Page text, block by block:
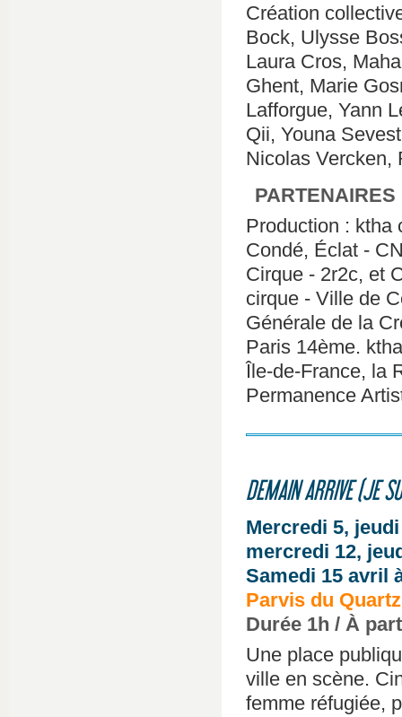
Création
Bock, Ulysse
Laura Cros,
Ghent, Marie
Lafforgue, Yann
Qii, Youna
Nicolas Vercken,
PARTENAIRES
Production : ktha
Condé, Éclat -
Cirque - 2r2c, et
cirque - Ville de
Générale de la
Paris 14ème.
Île-de-France, la
Permanence
DEMAIN ARRIVE (JE
Mercredi 5,
mercredi 12,
Samedi 15 avril
Parvis du
Durée 1h / À
Une place
ville en scène.
femme réfugiée,